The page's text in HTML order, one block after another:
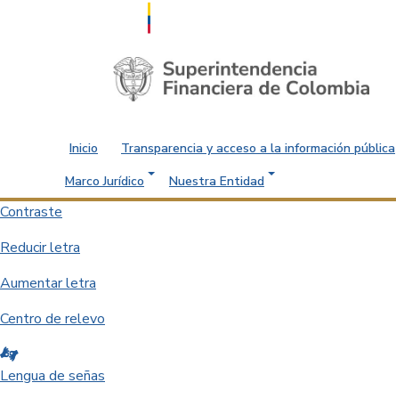
Saltar al contenido principal
Inicio Transparencia y acceso a la información pública
Marco Jurídico
Nuestra Entidad
Contraste
Reducir letra
Aumentar letra
Centro de relevo
Lengua de señas